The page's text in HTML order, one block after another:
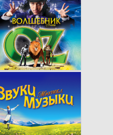
Реклама, способная
заворожить своим
исполнением.
Грамотно выбранное
стилистическое
исполнение
рекламы.